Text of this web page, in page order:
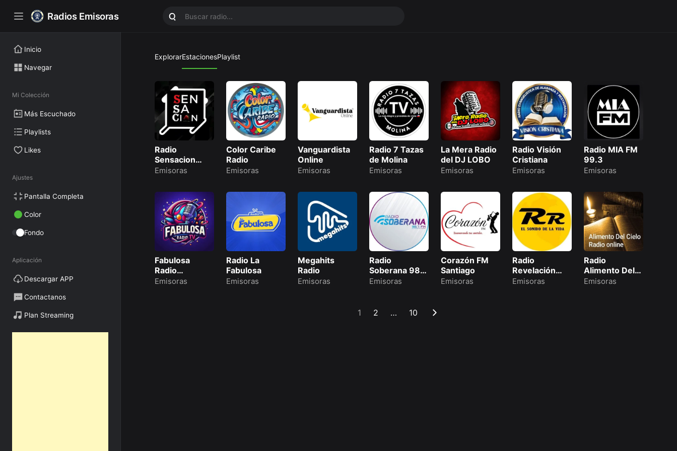
Radios Emisoras
Inicio
Navegar
Mi Colección
Más Escuchado
Playlists
Likes
Ajustes
Pantalla Completa
Color
Fondo
Aplicación
Descargar APP
Contactanos
Plan Streaming
ExplorarEstacionesPlaylist
Radio
Sensacion
102.8 Fm
Emisoras
Color Caribe
Radio
Emisoras
Vanguardista
Online
Emisoras
Radio 7 Tazas
de Molina
Emisoras
La Mera Radio
del DJ LOBO
Emisoras
Radio Visión
Cristiana
Emisoras
Radio MIA FM
99.3
Emisoras
Fabulosa
Radio
Mogotes 96.5
Emisoras
Radio La
Fabulosa
Emisoras
Megahits
Radio
Emisoras
Radio
Soberana 98.7
FM
Emisoras
Corazón FM
Santiago
Emisoras
Radio
Revelación
99.9 FM
Emisoras
Radio
Alimento Del
Cielo
Emisoras
1 2 … 10